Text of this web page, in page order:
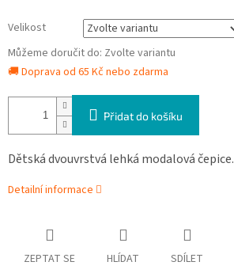
Velikost
Můžeme doručit do: Zvolte variantu
🚚 Doprava od 65 Kč nebo zdarma
Přidat do košíku
Dětská dvouvrstvá lehká modalová čepice.
Detailní informace
ZEPTAT SE HLÍDAT SDÍLET